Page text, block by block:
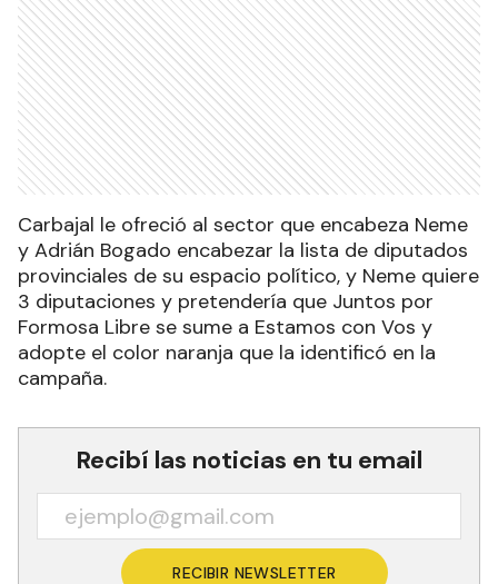
Carbajal le ofreció al sector que encabeza Neme
y Adrián Bogado encabezar la lista de diputados
provinciales de su espacio político, y Neme quiere
3 diputaciones y pretendería que Juntos por
Formosa Libre se sume a Estamos con Vos y
adopte el color naranja que la identificó en la
campaña.
Recibí las noticias en tu email
RECIBIR NEWSLETTER